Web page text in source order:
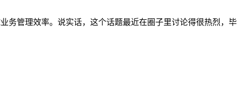
务管理效率。说实话，这个话题最近在圈子里讨论得很热烈，毕